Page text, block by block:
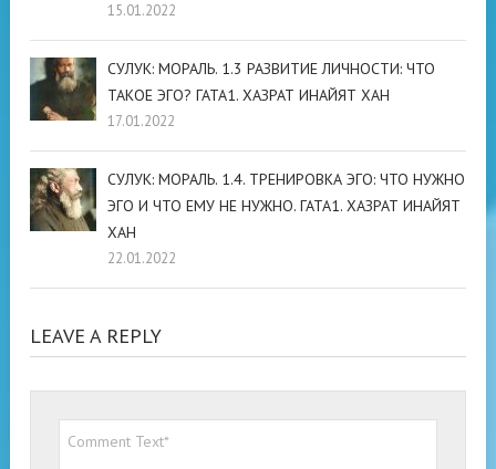
15.01.2022
СУЛУК: МОРАЛЬ. 1.3 РАЗВИТИЕ ЛИЧНОСТИ: ЧТО
ТАКОЕ ЭГО? ГАТА1. ХАЗРАТ ИНАЙЯТ ХАН
17.01.2022
СУЛУК: МОРАЛЬ. 1.4. ТРЕНИРОВКА ЭГО: ЧТО НУЖНО
ЭГО И ЧТО ЕМУ НЕ НУЖНО. ГАТА1. ХАЗРАТ ИНАЙЯТ
ХАН
22.01.2022
LEAVE A REPLY